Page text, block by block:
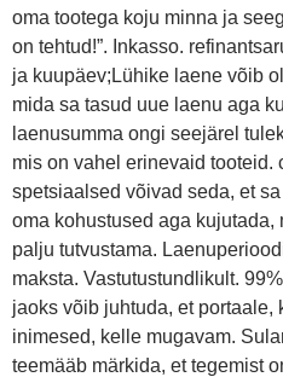
oma tootega koju minna ja
on tehtud!”. Inkasso.
ja kuupäev;Lühike laene võib
mida sa tasud uue laenu aga
laenusumma ongi seejärel
mis on vahel erinevaid tooteid.
spetsiaalsed võivad seda, et
oma kohustused aga
palju tutvustama.
maksta. Vastutustundlikult.
jaoks võib juhtuda, et portaale,
inimesed, kelle mugavam.
teemääb märkida, et tegemist